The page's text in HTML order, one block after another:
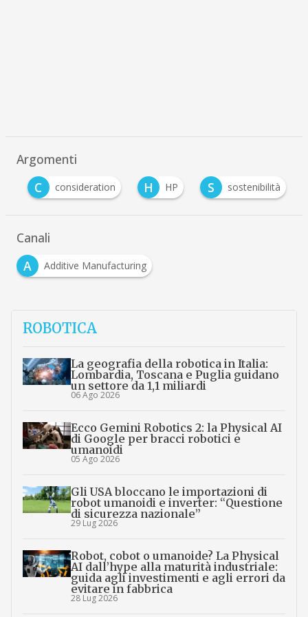
Argomenti
C consideration H HP S sostenibilità
Canali
A
Additive Manufacturing
ROBOTICA
La geografia della robotica in Italia:
Lombardia, Toscana e Puglia guidano
un settore da 1,1 miliardi
06 Ago 2026
Ecco Gemini Robotics 2: la Physical AI
di Google per bracci robotici e
umanoidi
05 Ago 2026
Gli USA bloccano le importazioni di
robot umanoidi e inverter: “Questione
di sicurezza nazionale”
29 Lug 2026
Robot, cobot o umanoide? La Physical
AI dall’hype alla maturità industriale:
guida agli investimenti e agli errori da
evitare in fabbrica
28 Lug 2026